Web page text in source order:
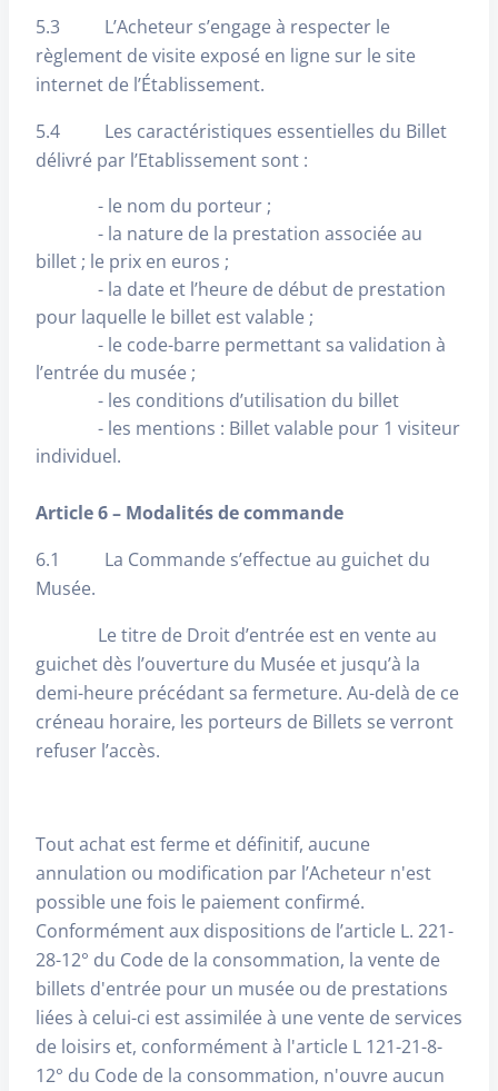
5.3 L’Acheteur s’engage à respecter le
règlement de visite exposé en ligne sur le site
internet de l’Établissement.
5.4 Les caractéristiques essentielles du Billet
délivré par l’Etablissement sont :
- le nom du porteur ;
- la nature de la prestation associée au
billet ; le prix en euros ;
- la date et l’heure de début de prestation
pour laquelle le billet est valable ;
- le code-barre permettant sa validation à
l’entrée du musée ;
- les conditions d’utilisation du billet
- les mentions : Billet valable pour 1 visiteur
individuel.
Article 6 – Modalités de commande
6.1 La Commande s’effectue au guichet du
Musée.
Le titre de Droit d’entrée est en vente au
guichet dès l’ouverture du Musée et jusqu’à la
demi-heure précédant sa fermeture. Au-delà de ce
créneau horaire, les porteurs de Billets se verront
refuser l’accès.
Tout achat est ferme et définitif, aucune
annulation ou modification par l’Acheteur n'est
possible une fois le paiement confirmé.
Conformément aux dispositions de l’article L. 221-
28-12° du Code de la consommation, la vente de
billets d'entrée pour un musée ou de prestations
liées à celui-ci est assimilée à une vente de services
de loisirs et, conformément à l'article L 121-21-8-
12° du Code de la consommation, n'ouvre aucun